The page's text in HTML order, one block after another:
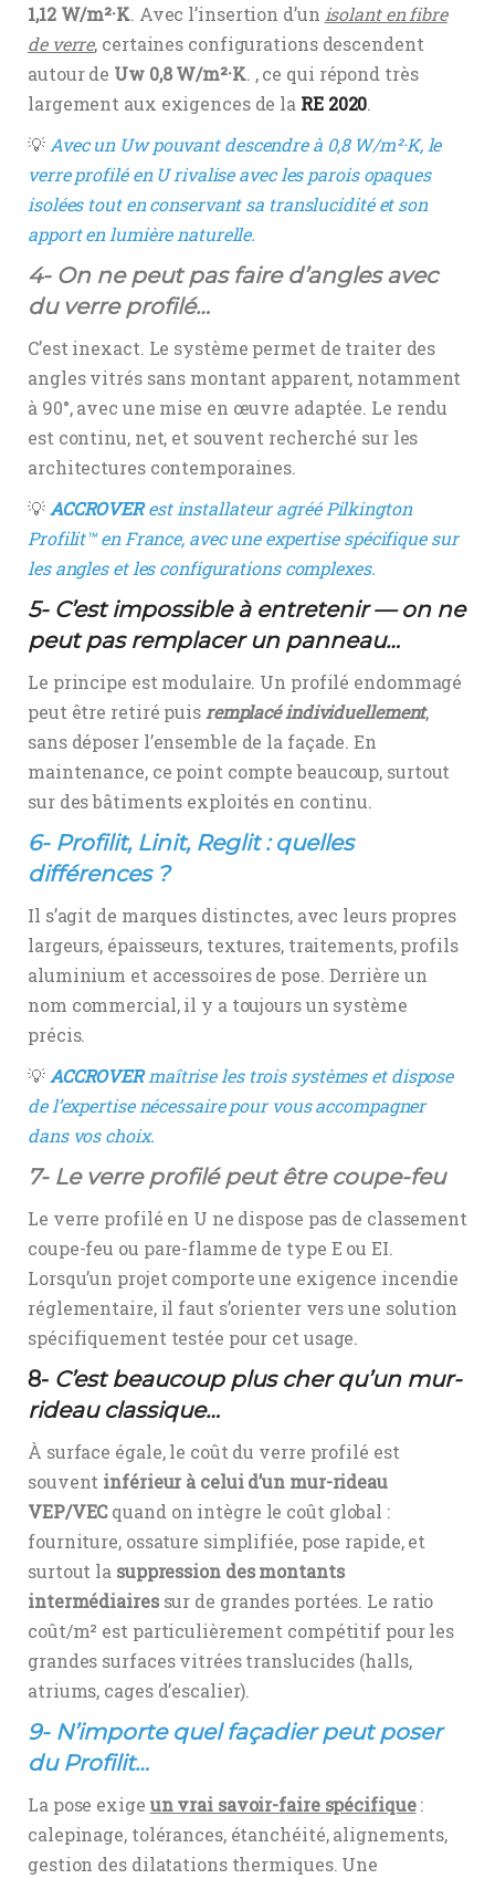
1,12 W/m²·K. Avec l’insertion d’un isolant en fibre
de verre, certaines configurations descendent
autour de Uw 0,8 W/m²·K. , ce qui répond très
largement aux exigences de la RE 2020.
💡 Avec un Uw pouvant descendre à 0,8 W/m²·K, le
verre profilé en U rivalise avec les parois opaques
isolées tout en conservant sa translucidité et son
apport en lumière naturelle.
4- On ne peut pas faire d’angles avec
du verre profilé…
C’est inexact. Le système permet de traiter des
angles vitrés sans montant apparent, notamment
à 90°, avec une mise en œuvre adaptée. Le rendu
est continu, net, et souvent recherché sur les
architectures contemporaines.
💡ACCROVERest installateur agréé Pilkington
Profilit™ en France, avec une expertise spécifique sur
les angles et les configurations complexes.
5- C’est impossible à entretenir — on ne
peut pas remplacer un panneau…
Le principe est modulaire. Un profilé endommagé
peut être retiré puis remplacé individuellement,
sans déposer l’ensemble de la façade. En
maintenance, ce point compte beaucoup, surtout
sur des bâtiments exploités en continu.
6- Profilit, Linit, Reglit : quelles
différences ?
Il s’agit de marques distinctes, avec leurs propres
largeurs, épaisseurs, textures, traitements, profils
aluminium et accessoires de pose. Derrière un
nom commercial, il y a toujours un système
précis.
💡ACCROVERmaîtrise les trois systèmes et dispose
de l’expertise nécessaire pour vous accompagner
dans vos choix.
7- Le verre profilé peut être coupe-feu
Le verre profilé en U ne dispose pas de classement
coupe-feu ou pare-flamme de type E ou EI.
Lorsqu’un projet comporte une exigence incendie
réglementaire, il faut s’orienter vers une solution
spécifiquement testée pour cet usage.
8- C’est beaucoup plus cher qu’un mur-
rideau classique…
À surface égale, le coût du verre profilé est
souvent inférieur à celui d’un mur-rideau
VEP/VEC quand on intègre le coût global :
fourniture, ossature simplifiée, pose rapide, et
surtout la suppression des montants
intermédiairessur de grandes portées. Le ratio
coût/m² est particulièrement compétitif pour les
grandes surfaces vitrées translucides (halls,
atriums, cages d’escalier).
9- N’importe quel façadier peut poser
du Profilit…
La pose exige un vrai savoir-faire spécifique:
calepinage, tolérances, étanchéité, alignements,
gestion des dilatations thermiques. Une